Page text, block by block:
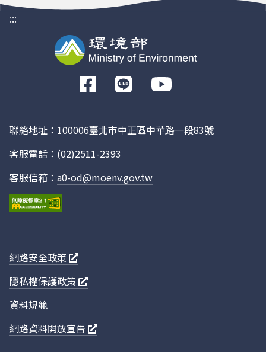
:::
前
往
聯絡地址：100006臺北市中正區中華路一段83號
客服電話： (02)2511-2393
客服信箱： a0-od@moenv.gov.tw
網路安全政策
隱私權保護政策
資料規範
網路資料開放宣告